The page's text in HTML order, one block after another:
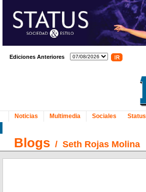
Ediciones Anteriores
Noticias Multimedia Sociales Status
Blogs / Seth Rojas Molina